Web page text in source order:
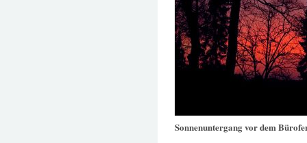
Sonnenuntergang vor dem